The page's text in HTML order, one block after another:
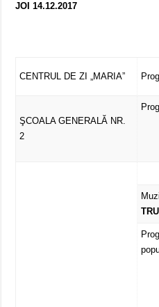
JOI 14.12.2017
CENTRUL DE ZI „MARIA”
ŞCOALA GENERALĂ NR.
2